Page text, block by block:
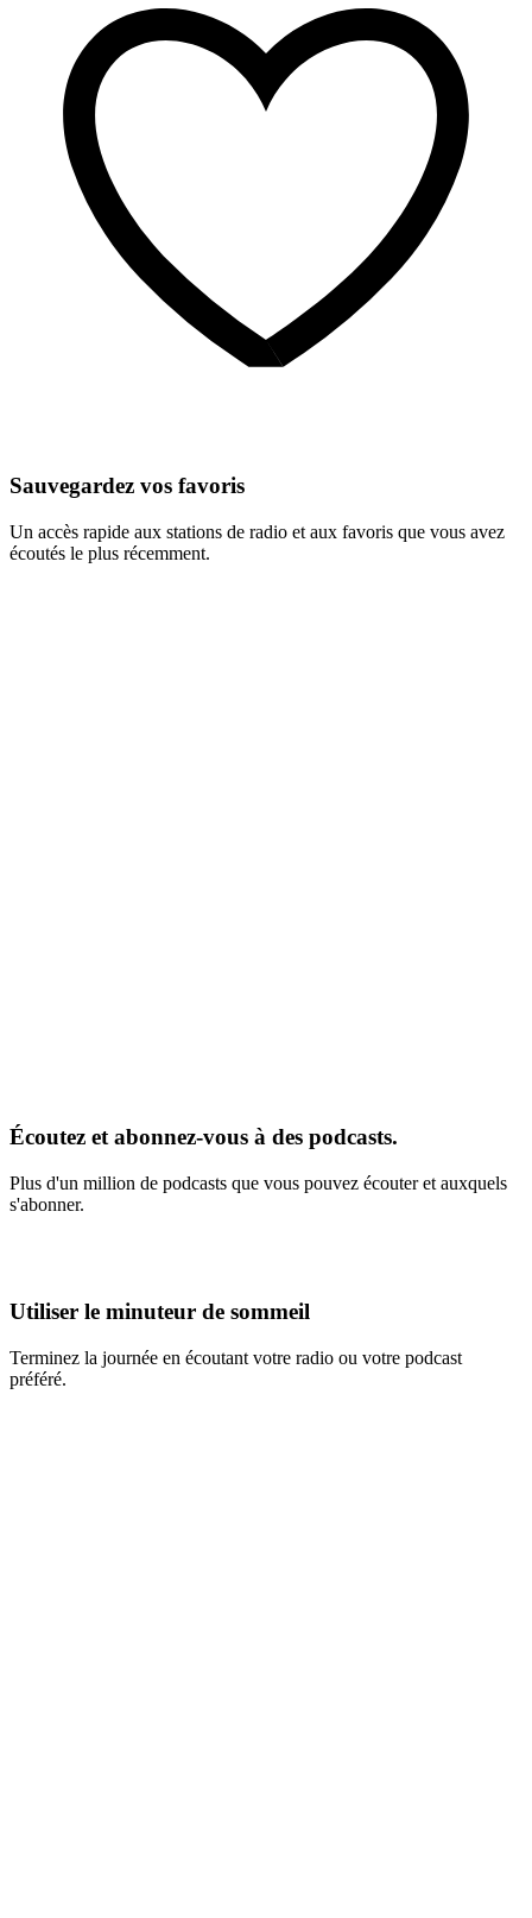
Sauvegardez vos favoris
Un accès rapide aux stations de radio et aux favoris que vous avez
écoutés le plus récemment.
Écoutez et abonnez-vous à des podcasts.
Plus d'un million de podcasts que vous pouvez écouter et auxquels
s'abonner.
Utiliser le minuteur de sommeil
Terminez la journée en écoutant votre radio ou votre podcast
préféré.